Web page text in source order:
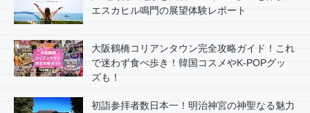
エスカヒル鳴門の展望体験レポート
大阪鶴橋コリアンタウン完全攻略ガイド！これ
で迷わず食べ歩き！韓国コスメやK-POPグッ
ズも！
初詣参拝者数日本一！明治神宮の神聖なる魅力